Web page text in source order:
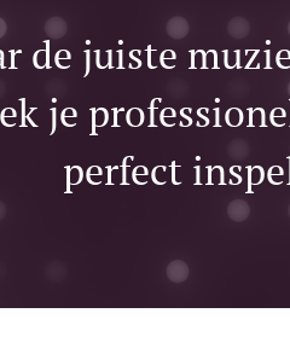
de juiste
je
perfect